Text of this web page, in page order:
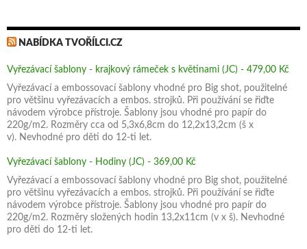
NABÍDKA TVOŘÍLCI.CZ
Vyřezávací šablony - krajkový rámeček s květinami (JC) - 479,00 Kč
Vyřezávací a embossovací šablony vhodné pro Big shot, použitelné
pro většinu vyřezávacích a embos. strojků. Při používání se řiďte
návodem výrobce přístroje. Šablony jsou vhodné pro papír do
220g/m2. Rozměry cca od 5,3x6,8cm do 12,2x13,2cm (š x
v). Nevhodné pro děti do 12-ti let.
Vyřezávací šablony - Hodiny (JC) - 369,00 Kč
Vyřezávací a embossovací šablony vhodné pro Big shot, použitelné
pro většinu vyřezávacích a embos. strojků. Při používání se řiďte
návodem výrobce přístroje. Šablony jsou vhodné pro papír do
220g/m2. Rozměry složených hodin 13,2x11cm (v x š). Nevhodné
pro děti do 12-ti let.